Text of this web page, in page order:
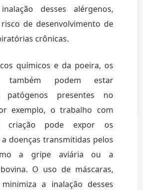
desses alérgenos,
de desenvolvimento de
crônicas.
químicos e da poeira, os
também podem estar
patógenos presentes no
exemplo, o trabalho com
criação pode expor os
doenças transmitidas pelos
a gripe aviária ou a
O uso de máscaras,
a inalação desses